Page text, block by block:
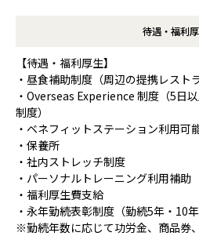
待遇・福利
【待遇・福利厚生】
・昼食補助制度（周辺の提携レスト
・Overseas Experience 制度（5日
制度）
・ベネフィットステーション利用可
・保養所
・社内ストレッチ制度
・パーソナルトレーニング利用補助
・福利厚生費支給
・永年勤続表彰制度（勤続5年・10
※勤続年数に応じて功労金、商品券